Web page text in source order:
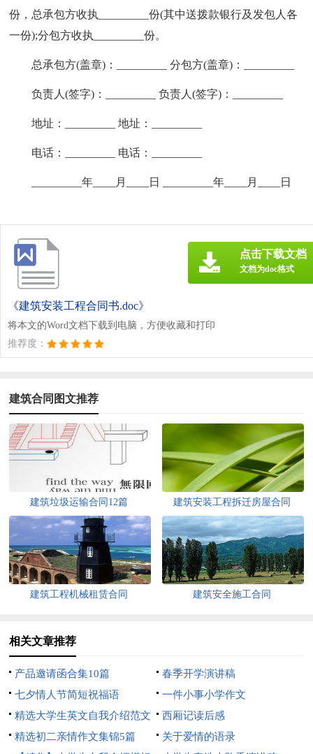
份，总承包方收执_________份(其中送拨款银行及发包人各
一份);分包方收执_________份。
总承包方(盖章)：_________ 分包方(盖章)：_________
负责人(签字)：_________ 负责人(签字)：_________
地址：_________ 地址：_________
电话：_________ 电话：_________
_________年____月____日 _________年____月____日
《建筑安装工程合同书.doc》
将本文的Word文档下载到电脑，方便收藏和打印
推荐度：
点击下载文档
文档为doc格式
建筑合同图文推荐
建筑垃圾运输合同12篇 建筑安装工程拆迁房屋合同
建筑工程机械租赁合同 建筑安全施工合同
相关文章推荐
产品邀请函合集10篇
春季开学演讲稿
七夕情人节简短祝福语
一件小事小学作文
精选大学生英文自我介绍范文
10篇
西厢记读后感
精选初二亲情作文集锦5篇
关于爱情的语录